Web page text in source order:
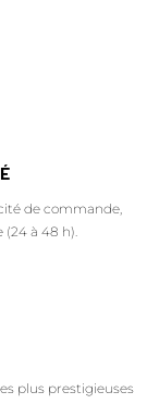
de commande,
(24 à 48 h).
plus prestigieuses